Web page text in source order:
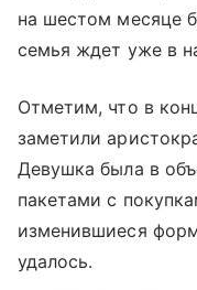
на шестом месяце
семья ждет уже в
Отметим, что в
заметили
Девушка была в
пакетами с
изменившиеся
удалось.